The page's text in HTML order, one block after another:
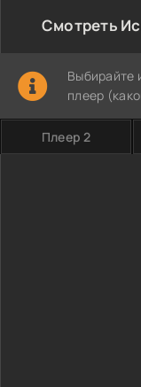
Смотреть
Выбирайте
плеер
Плеер 2